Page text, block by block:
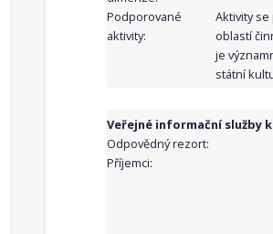
Podporované
aktivity:
Aktivity
oblastí
je
státní
Veřejné informační služby
Odpovědný rezort:
Příjemci: